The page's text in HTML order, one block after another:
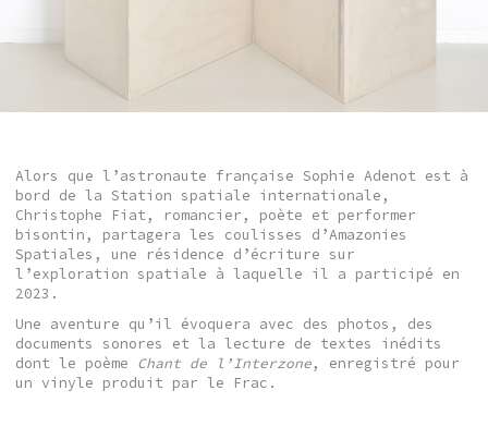
Alors que l’astronaute française Sophie Adenot est à
bord de la Station spatiale internationale,
Christophe Fiat, romancier, poète et performer
bisontin, partagera les coulisses d’Amazonies
Spatiales, une résidence d’écriture sur
l’exploration spatiale à laquelle il a participé en
2023.
Une aventure qu’il évoquera avec des photos, des
documents sonores et la lecture de textes inédits
dont le poème Chant de l’Interzone, enregistré pour
un vinyle produit par le Frac.